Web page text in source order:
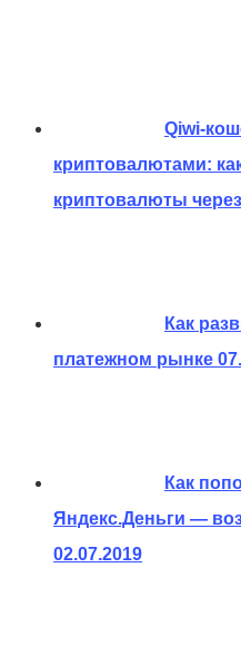
Qiwi-
криптовалютами:
криптовалюты
Как
платежном рынке
Как
Яндекс.Деньги —
02.07.2019